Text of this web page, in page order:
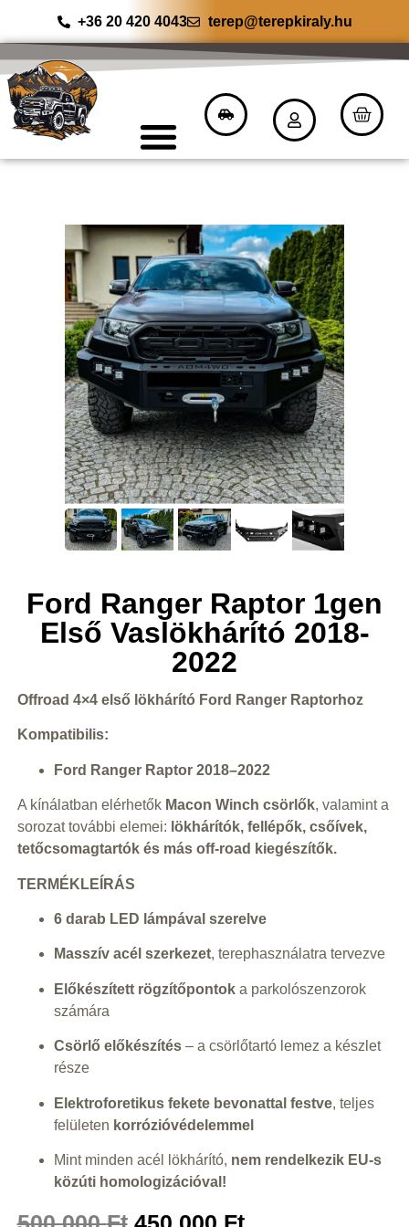
+36 20 420 4043 terep@terepkiraly.hu
Ford Ranger Raptor 1gen
Első Vaslökhárító 2018-
2022
Offroad 4×4 első lökhárító Ford Ranger Raptorhoz
Kompatibilis:
Ford Ranger Raptor 2018–2022
A kínálatban elérhetők Macon Winch csörlők, valamint a
sorozat további elemei: lökhárítók, fellépők, csőívek,
tetőcsomagtartók és más off-road kiegészítők.
TERMÉKLEÍRÁS
6 darab LED lámpával szerelve
Masszív acél szerkezet, terephasználatra tervezve
Előkészített rögzítőpontoka parkolószenzorok
számára
Csörlő előkészítés– a csörlőtartó lemez a készlet
része
Elektroforetikus fekete bevonattal festve, teljes
felületen korrózióvédelemmel
Mint minden acél lökhárító, nem rendelkezik EU-s
közúti homologizációval!